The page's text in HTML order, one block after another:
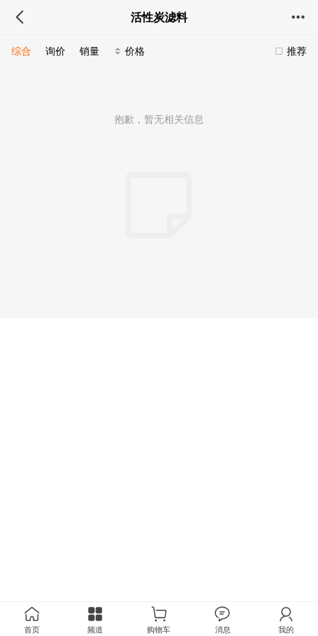
活性炭滤料
推荐
综合 询价 销量 价格
抱歉，暂无相关信息
首页 频道 购物车 消息 我的